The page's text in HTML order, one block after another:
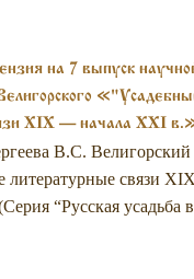
на 7 выпуск
XIX — начала XXI
В.С.
литературные связи
“Русская усадьба